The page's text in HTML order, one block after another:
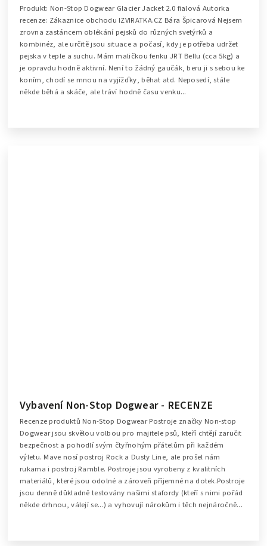
Produkt: Non-Stop Dogwear Glacier Jacket 2.0 fialová Autorka
recenze: Zákaznice obchodu IZVIRATKA.CZ Bára Špicarová Nejsem
zrovna zastáncem oblékání pejsků do různých svetýrků a
kombinéz, ale určitě jsou situace a počasí, kdy je potřeba udržet
pejska v teple a suchu. Mám maličkou fenku JRT Bellu (cca 5kg) a
je opravdu hodně aktivní. Není to žádný gaučák, beru ji s sebou ke
koním, chodí se mnou na vyjížďky, běhat atd. Neposedí, stále
někde běhá a skáče, ale tráví hodně času venku...
Vybavení Non-Stop Dogwear - RECENZE
Recenze produktů Non-Stop Dogwear Postroje značky Non-stop
Dogwear jsou skvělou volbou pro majitele psů, kteří chtějí zaručit
bezpečnost a pohodlí svým čtyřnohým přátelům při každém
výletu. Mave nosí postroj Rock a Dusty Line, ale prošel nám
rukama i postroj Ramble. Postroje jsou vyrobeny z kvalitních
materiálů, které jsou odolné a zároveň příjemné na dotek.Postroje
jsou denně důkladně testovány našimi stafordy (kteří s nimi pořád
někde drhnou, válejí se...) a vyhovují nárokům i těch nejnáročně...